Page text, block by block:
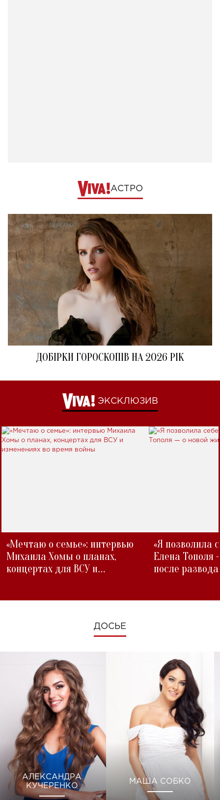
АСТРО
ДОБІРКИ ГОРОСКОПІВ НА 2026 РІК
ЭКСКЛЮЗИВ
«Мечтаю о семье»: интервью
Михаила Хомы о планах,
концертах для ВСУ и
«Я позволила
Елена Тополя
после развода
ДОСЬЕ
АЛЕКСАНДРА
КУЧЕРЕНКО
МАША СОБКО